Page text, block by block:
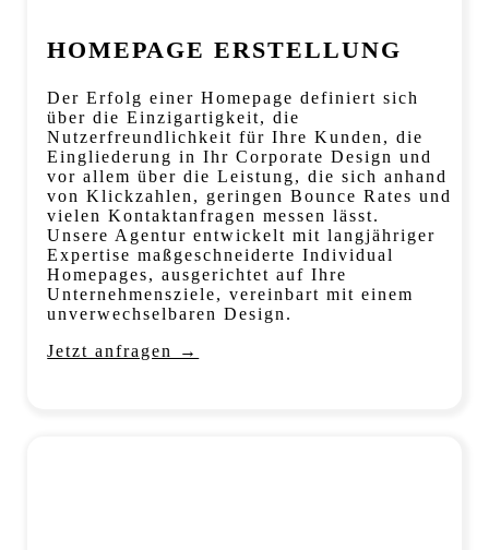
HOMEPAGE ERSTELLUNG
Der Erfolg einer Homepage definiert sich
über die Einzigartigkeit, die
Nutzerfreundlichkeit für Ihre Kunden, die
Eingliederung in Ihr Corporate Design und
vor allem über die Leistung, die sich anhand
von Klickzahlen, geringen Bounce Rates und
vielen Kontaktanfragen messen lässt.
Unsere Agentur entwickelt mit langjähriger
Expertise maßgeschneiderte Individual
Homepages, ausgerichtet auf Ihre
Unternehmensziele, vereinbart mit einem
unverwechselbaren Design.
Jetzt anfragen →